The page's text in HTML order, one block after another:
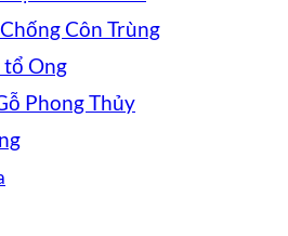
Côn Trùng
tổ Ong
Phong Thủy